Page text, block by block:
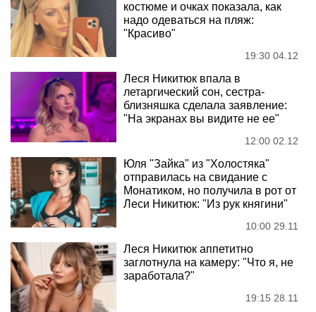
костюме и очках показала, как
надо одеваться на пляж:
"Красиво"
19:30 04.12
Леся Никитюк впала в
летаргический сон, сестра-
близняшка сделала заявление:
"На экранах вы видите не ее"
12:00 02.12
Юля "Зайка" из "Холостяка"
отправилась на свидание с
Монатиком, но получила в рот от
Леси Никитюк: "Из рук княгини"
10:00 29.11
Леся Никитюк аппетитно
заглотнула на камеру: "Что я, не
заработала?"
19:15 28.11